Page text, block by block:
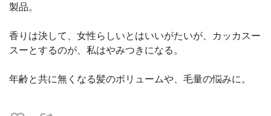
製品。
香りは決して、女性らしいとはいいがたいが、カッカスー
スーとするのが、私はやみつきになる。
年齢と共に無くなる髪のボリュームや、毛量の悩みに。